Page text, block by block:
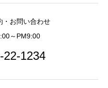
・お問い合わせ
～PM9:00
22-1234